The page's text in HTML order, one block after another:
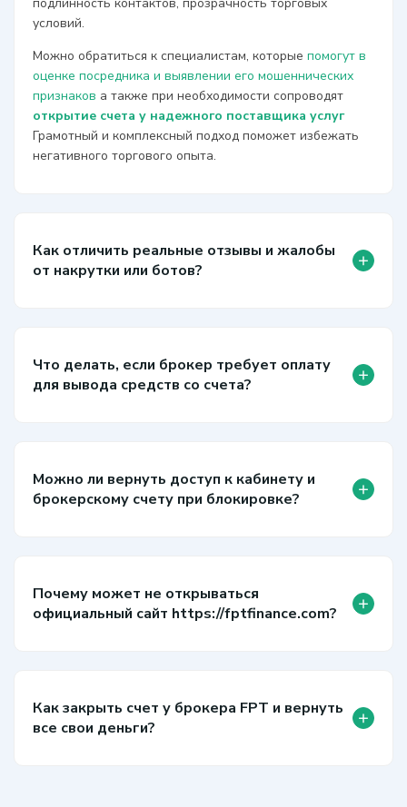
условий.
Можно обратиться к специалистам, которые помогут в
оценке посредника и выявлении его мошеннических
признаков а также при необходимости сопроводят
открытие счета у надежного поставщика услуг
Грамотный и комплексный подход поможет избежать
негативного торгового опыта.
Как отличить реальные отзывы и жалобы
от накрутки или ботов?
+
Что делать, если брокер требует оплату
для вывода средств со счета?
+
Можно ли вернуть доступ к кабинету и
брокерскому счету при блокировке?
+
Почему может не открываться
официальный сайт https://fptfinance.com?
+
Как закрыть счет у брокера FPT и вернуть
все свои деньги?
+